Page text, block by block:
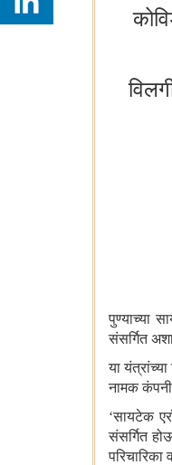
पुण्याच्या
संसर्गित
या यंत्रांच्या
नामक कंपनी
‘सायटेक
संसर्गित
परिचारिका